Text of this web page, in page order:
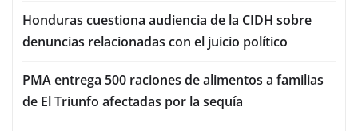
Honduras cuestiona audiencia de la CIDH sobre
denuncias relacionadas con el juicio político
PMA entrega 500 raciones de alimentos a familias
de El Triunfo afectadas por la sequía